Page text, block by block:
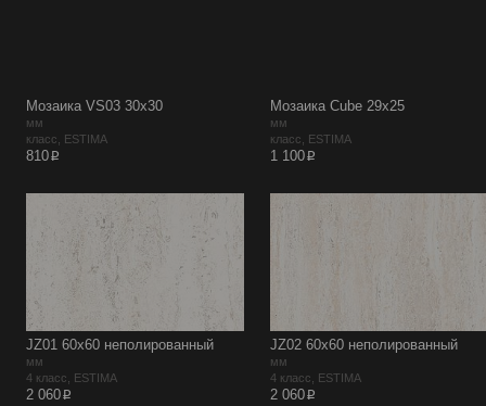
Мозаика VS03 30х30
мм
класс, ESTIMA
810p
Мозаика Cube 29х25
мм
класс, ESTIMA
1 100p
JZ01 60х60 неполированный
мм
4 класс, ESTIMA
2 060p
JZ02 60х60 неполированный
мм
4 класс, ESTIMA
2 060p